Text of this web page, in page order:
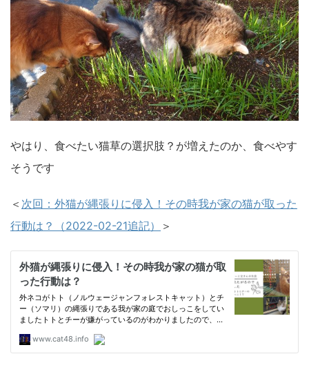
やはり、食べたい猫草の選択肢？が増えたのか、食べやす
そうです
＜ 次回：外猫が縄張りに侵入！その時我が家の猫が取った
行動は？（2022-02-21追記）
＞